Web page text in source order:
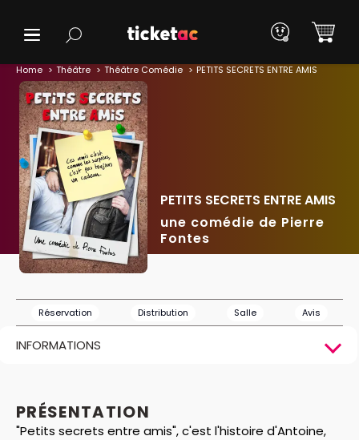
Home Théâtre Théâtre Comédie PETITS SECRETS ENTRE AMIS
PETITS SECRETS ENTRE AMIS
une comédie de Pierre
Fontes
Réservation Distribution Salle Avis
INFORMATIONS
PRÉSENTATION
"Petits secrets entre amis", c'est l'histoire d'Antoine,